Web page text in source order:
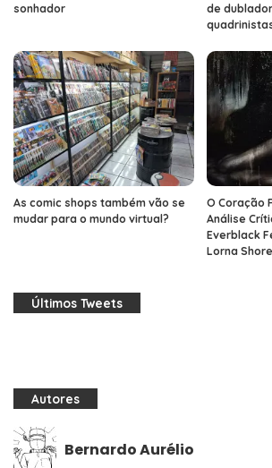
sonhador
de
As comic shops também vão se
mudar para o mundo virtual?
O Coração
Análise
Everblack
Lorna Shore
Últimos Tweets
Autores
Bernardo Aurélio